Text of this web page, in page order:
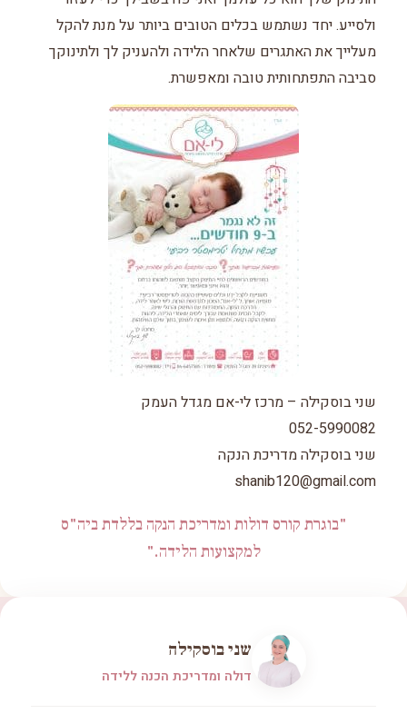
ולסייע. יחד נשתמש בכלים הטובים ביותר על מנת להקל
מעלייך את האתגרים שלאחר הלידה ולהעניק לך ולתינוקך
סביבה התפתחותית טובה ומאפשרת.
שני בוסקילה – מרכז לי-אם מגדל העמק
052-5990082
שני בוסקילה מדריכת הנקה
shanib120@gmail.com
"בוגרת קורס דולות ומדריכת הנקה בללדת ביה"ס
למקצועות הלידה."
שני בוסקילה
דולה ומדריכת הכנה ללידה